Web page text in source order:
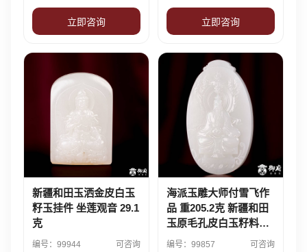
立即咨询 立即咨询
新疆和田玉洒金皮白玉
籽玉挂件 坐莲观音 29.1
克
编号：99944 可咨询
海派玉雕大师付雪飞作
品 重205.2克 新疆和田
玉原毛孔皮白玉籽料玉
牌 元始天尊
编号：99857 可咨询